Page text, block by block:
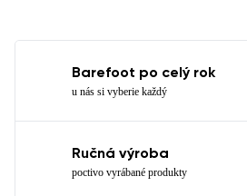
Barefoot po celý rok
u nás si vyberie každý
Ručná výroba
poctivo vyrábané produkty